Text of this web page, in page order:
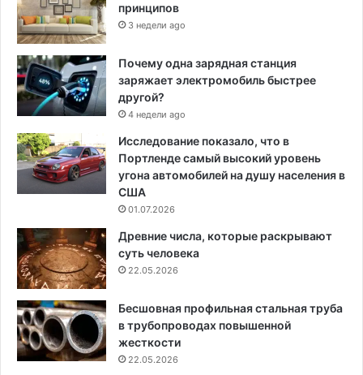
принципов
3 недели ago
Почему одна зарядная станция
заряжает электромобиль быстрее
другой?
4 недели ago
Исследование показало, что в
Портленде самый высокий уровень
угона автомобилей на душу населения в
США
01.07.2026
Древние числа, которые раскрывают
суть человека
22.05.2026
Бесшовная профильная стальная труба
в трубопроводах повышенной
жесткости
22.05.2026